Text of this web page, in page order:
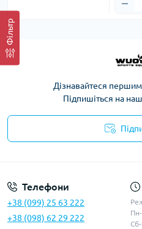
Фільтр
Дізнавайтеся першим
Підпишіться на
Телефони
+38 (099) 25 63 222
+38 (098) 62 29 222